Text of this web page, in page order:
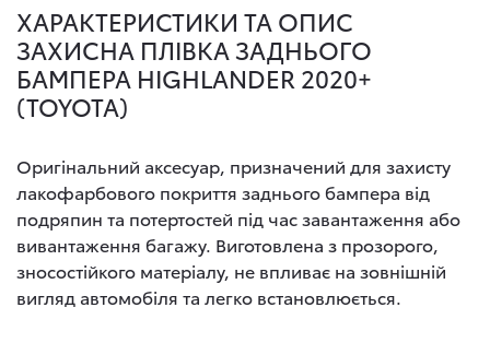
ХАРАКТЕРИСТИКИ ТА ОПИС
ЗАХИСНА ПЛІВКА ЗАДНЬОГО
БАМПЕРА HIGHLANDER 2020+
(TOYOTA)
Оригінальний аксесуар, призначений для захисту
лакофарбового покриття заднього бампера від
подряпин та потертостей під час завантаження або
вивантаження багажу. Виготовлена з прозорого,
зносостійкого матеріалу, не впливає на зовнішній
вигляд автомобіля та легко встановлюється.